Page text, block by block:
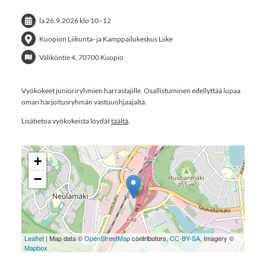
la 26.9.2026 klo 10–12
Kuopion Liikunta- ja Kamppailukeskus Liike
Väliköntie 4, 70700 Kuopio
Vyökokeet junioriryhmien harrastajille. Osallistuminen edellyttää lupaa
oman harjoitusryhmän vastuuohjaajalta.
Lisätietoa vyökokeista löydättäältä.
+
−
Leaflet| Map data ©OpenStreetMapcontributors,CC-BY-SA, Imagery ©
Mapbox